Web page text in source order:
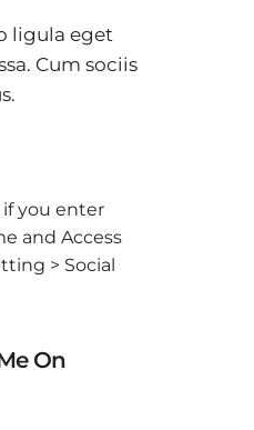
ligula eget
Cum sociis
if you enter
and Access
> Social
On